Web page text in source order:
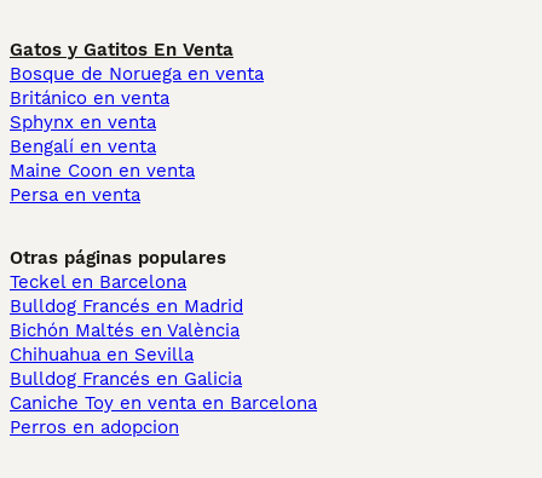
Gatos y Gatitos En Venta
Bosque de Noruega en venta
Británico en venta
Sphynx en venta
Bengalí en venta
Maine Coon en venta
Persa en venta
Otras páginas populares
Teckel en Barcelona
Bulldog Francés en Madrid
Bichón Maltés en València
Chihuahua en Sevilla
Bulldog Francés en Galicia
Caniche Toy en venta en Barcelona
Perros en adopcion